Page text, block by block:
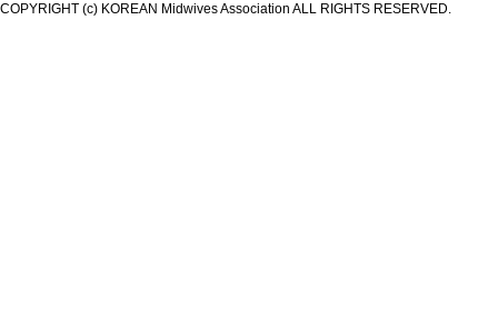
COPYRIGHT (c) KOREAN Midwives Association ALL RIGHTS RESERVED.